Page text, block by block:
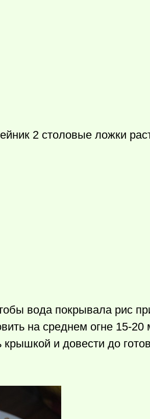
2 столовые ложки
вода покрывала рис
на среднем огне 15-20
и довести до